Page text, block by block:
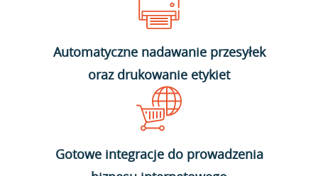
Automatyczne nadawanie przesyłek
oraz drukowanie etykiet
Gotowe integracje do prowadzenia